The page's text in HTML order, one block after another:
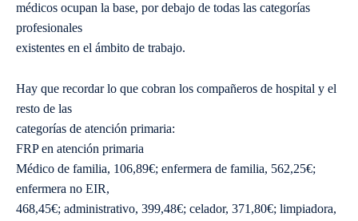
médicos ocupan la base, por debajo de todas las categorías
profesionales
existentes en el ámbito de trabajo.
Hay que recordar lo que cobran los compañeros de hospital y el
resto de las
categorías de atención primaria:
FRP en atención primaria
Médico de familia, 106,89€; enfermera de familia, 562,25€;
enfermera no EIR,
468,45€; administrativo, 399,48€; celador, 371,80€; limpiadora,